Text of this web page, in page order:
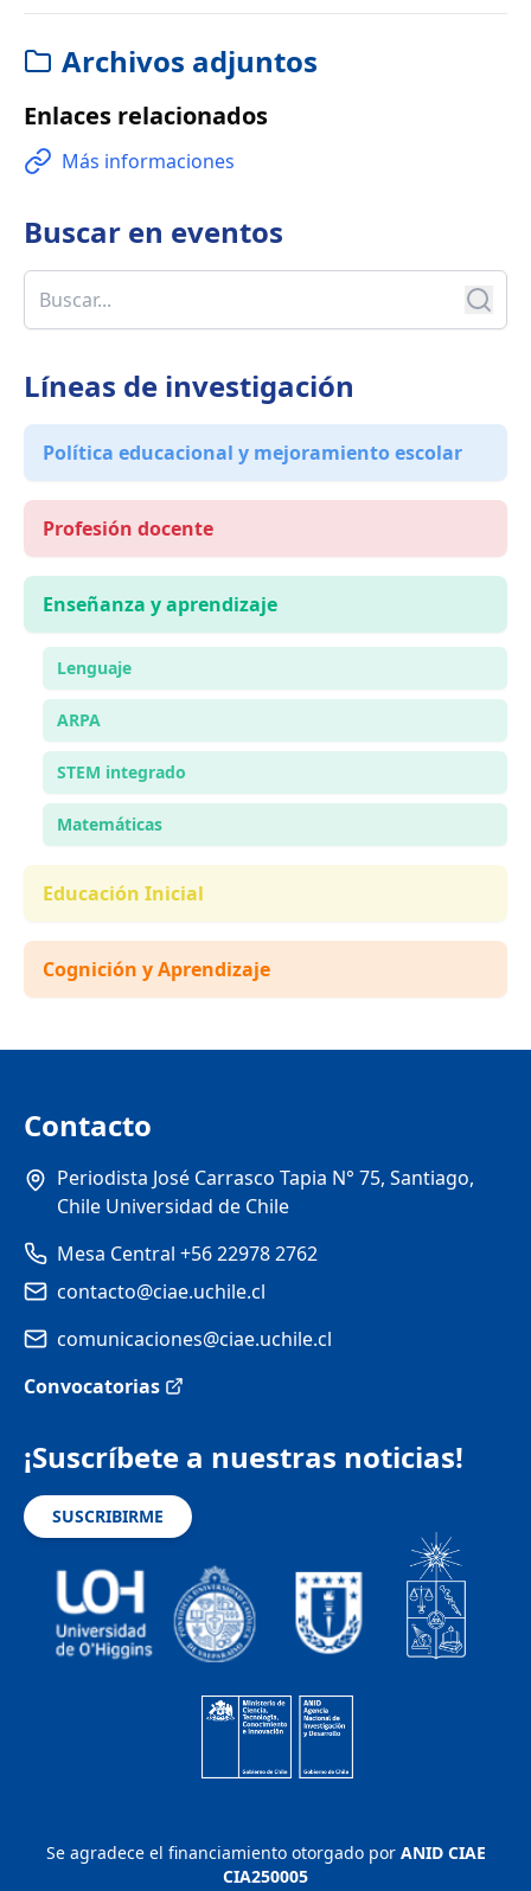
Archivos adjuntos
Enlaces relacionados
Más informaciones
Buscar en eventos
Líneas de investigación
Política educacional y mejoramiento escolar
Profesión docente
Enseñanza y aprendizaje
Lenguaje
ARPA
STEM integrado
Matemáticas
Educación Inicial
Cognición y Aprendizaje
Contacto
Periodista José Carrasco Tapia N° 75, Santiago,
Chile Universidad de Chile
Mesa Central +56 22978 2762
contacto@ciae.uchile.cl
comunicaciones@ciae.uchile.cl
Convocatorias
¡Suscríbete a nuestras noticias!
SUSCRIBIRME
Se agradece el financiamiento otorgado por ANID CIAE
CIA250005